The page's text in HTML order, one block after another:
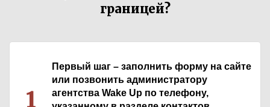
границей?
1
Первый шаг – заполнить форму на сайте
или позвонить администратору
агентства Wake Up по телефону,